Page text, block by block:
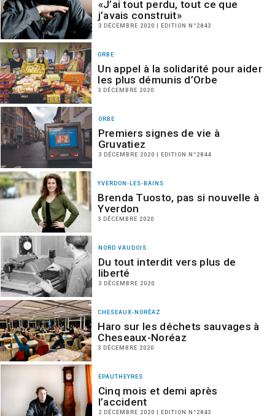
«J’ai tout perdu, tout ce que
j’avais construit»
3 DÉCEMBRE 2020 | EDITION N°2843
ORBE
Un appel à la solidarité pour aider
les plus démunis d’Orbe
3 DÉCEMBRE 2020
ORBE
Premiers signes de vie à
Gruvatiez
3 DÉCEMBRE 2020 | EDITION N°2844
YVERDON-LES-BAINS
Brenda Tuosto, pas si nouvelle à
Yverdon
3 DÉCEMBRE 2020
NORD VAUDOIS
Du tout interdit vers plus de
liberté
3 DÉCEMBRE 2020
CHESEAUX-NORÉAZ
Haro sur les déchets sauvages à
Cheseaux-Noréaz
3 DÉCEMBRE 2020
EPAUTHEYRES
Cinq mois et demi après
l’accident
2 DÉCEMBRE 2020 | EDITION N°2843